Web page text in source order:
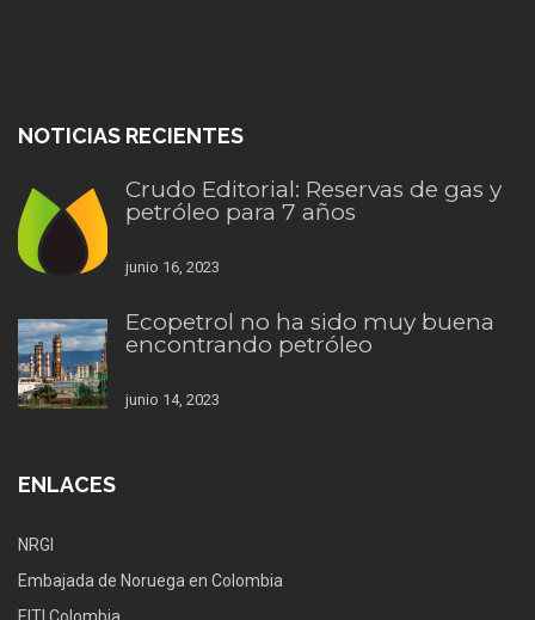
NOTICIAS RECIENTES
Crudo Editorial: Reservas de gas y
petróleo para 7 años
junio 16, 2023
Ecopetrol no ha sido muy buena
encontrando petróleo
junio 14, 2023
ENLACES
NRGI
Embajada de Noruega en Colombia